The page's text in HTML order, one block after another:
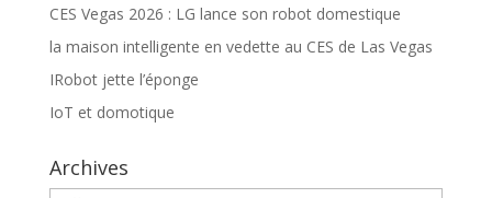
CES Vegas 2026 : LG lance son robot domestique
la maison intelligente en vedette au CES de Las Vegas
IRobot jette l’éponge
IoT et domotique
Archives